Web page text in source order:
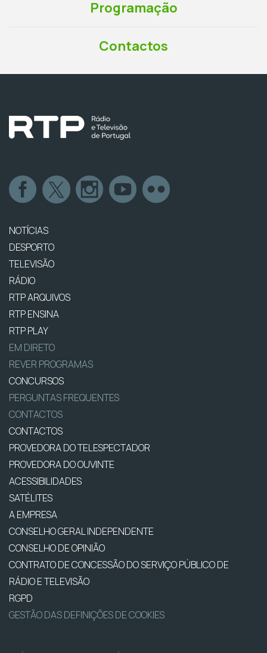
Programação
Contactos
NOTÍCIAS
DESPORTO
TELEVISÃO
RÁDIO
RTP ARQUIVOS
RTP ENSINA
RTP PLAY
EM DIRETO
REVER PROGRAMAS
CONCURSOS
PERGUNTAS FREQUENTES
CONTACTOS
CONTACTOS
PROVEDORA DO TELESPECTADOR
PROVEDORA DO OUVINTE
ACESSIBILIDADES
SATÉLITES
A EMPRESA
CONSELHO GERAL INDEPENDENTE
CONSELHO DE OPINIÃO
CONTRATO DE CONCESSÃO DO SERVIÇO PÚBLICO DE
RÁDIO E TELEVISÃO
RGPD
GESTÃO DAS DEFINIÇÕES DE COOKIES